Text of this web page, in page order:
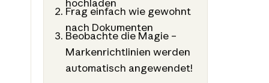
hochladen
Frag einfach wie gewohnt
nach Dokumenten
Beobachte die Magie –
Markenrichtlinien werden
automatisch angewendet!